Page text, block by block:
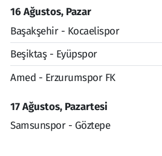
16 Ağustos, Pazar
Başakşehir - Kocaelispor
Beşiktaş - Eyüpspor
Amed - Erzurumspor FK
17 Ağustos, Pazartesi
Samsunspor - Göztepe